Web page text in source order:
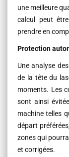
une meilleure
calcul peut
prendre en
Protection
Une analyse
de la tête du
moments. Les
sont ainsi
machine telles
départ
zones qui
et corrigées.